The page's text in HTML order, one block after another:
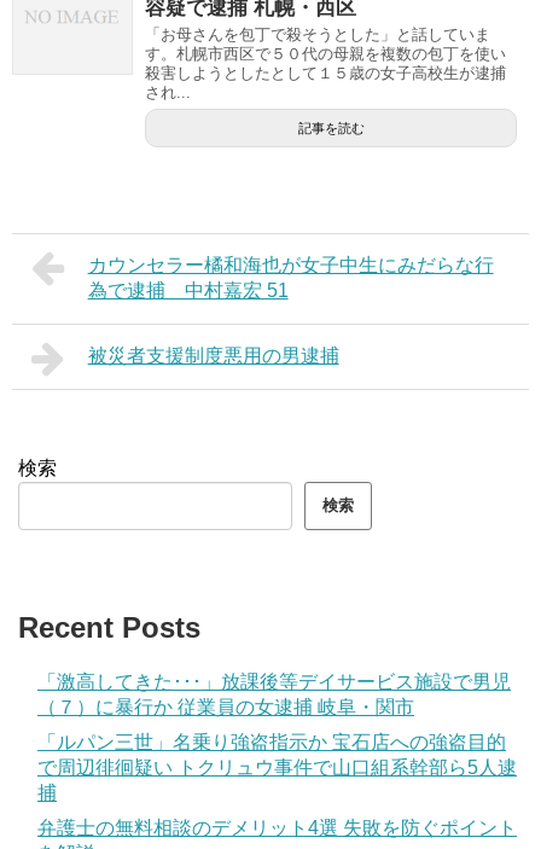
容疑で逮捕 札幌・西区
「お母さんを包丁で殺そうとした」と話していま
す。札幌市西区で５０代の母親を複数の包丁を使い
殺害しようとしたとして１５歳の女子高校生が逮捕
され...
記事を読む
カウンセラー橘和海也が女子中生にみだらな行
為で逮捕 中村嘉宏 51
被災者支援制度悪用の男逮捕
検索
検索
Recent Posts
「激高してきた･･･」放課後等デイサービス施設で男児
（７）に暴行か 従業員の女逮捕 岐阜・関市
「ルパン三世」名乗り強盗指示か 宝石店への強盗目的
で周辺徘徊疑い トクリュウ事件で山口組系幹部ら5人逮
捕
弁護士の無料相談のデメリット4選 失敗を防ぐポイント